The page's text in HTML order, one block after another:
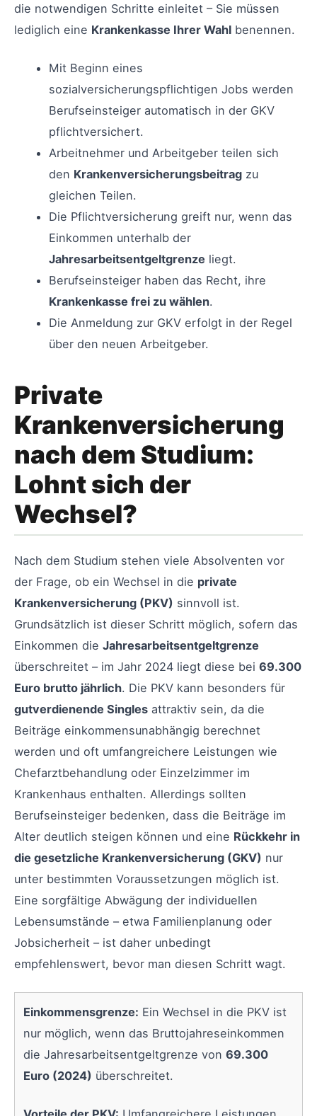
die notwendigen Schritte einleitet – Sie müssen
lediglich eine Krankenkasse Ihrer Wahl benennen.
Mit Beginn eines
sozialversicherungspflichtigen Jobs werden
Berufseinsteiger automatisch in der GKV
pflichtversichert.
Arbeitnehmer und Arbeitgeber teilen sich
den Krankenversicherungsbeitragzu
gleichen Teilen.
Die Pflichtversicherung greift nur, wenn das
Einkommen unterhalb der
Jahresarbeitsentgeltgrenze liegt.
Berufseinsteiger haben das Recht, ihre
Krankenkasse frei zu wählen.
Die Anmeldung zur GKV erfolgt in der Regel
über den neuen Arbeitgeber.
Private
Krankenversicherung
nach dem Studium:
Lohnt sich der
Wechsel?
Nach dem Studium stehen viele Absolventen vor
der Frage, ob ein Wechsel in die private
Krankenversicherung (PKV) sinnvoll ist.
Grundsätzlich ist dieser Schritt möglich, sofern das
Einkommen die Jahresarbeitsentgeltgrenze
überschreitet – im Jahr 2024 liegt diese bei 69.300
Euro brutto jährlich. Die PKV kann besonders für
gutverdienende Singles attraktiv sein, da die
Beiträge einkommensunabhängig berechnet
werden und oft umfangreichere Leistungen wie
Chefarztbehandlung oder Einzelzimmer im
Krankenhaus enthalten. Allerdings sollten
Berufseinsteiger bedenken, dass die Beiträge im
Alter deutlich steigen können und eine Rückkehr in
die gesetzliche Krankenversicherung (GKV) nur
unter bestimmten Voraussetzungen möglich ist.
Eine sorgfältige Abwägung der individuellen
Lebensumstände – etwa Familienplanung oder
Jobsicherheit – ist daher unbedingt
empfehlenswert, bevor man diesen Schritt wagt.
Einkommensgrenze: Ein Wechsel in die PKV ist
nur möglich, wenn das Bruttojahreseinkommen
die Jahresarbeitsentgeltgrenze von 69.300
Euro (2024) überschreitet.